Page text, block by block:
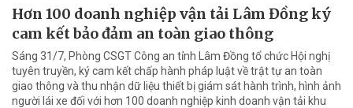
Hơn 100 doanh nghiệp vận tải Lâm Đồng ký
cam kết bảo đảm an toàn giao thông
Sáng 31/7, Phòng CSGT Công an tỉnh Lâm Đồng tổ chức Hội nghị
tuyên truyền, ký cam kết chấp hành pháp luật về trật tự an toàn
giao thông và thu nhận dữ liệu thiết bị giám sát hành trình, hình ảnh
người lái xe đối với hơn 100 doanh nghiệp kinh doanh vận tải khu